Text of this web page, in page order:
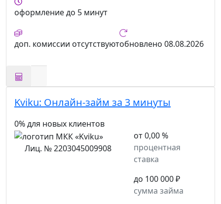
оформлениедо 5 минут
доп. комиссии отсутствуютобновлено 08.08.2026
Kviku: Онлайн-займ за 3 минуты
0% для новых клиентов
Лиц. № 2203045009908
от 0,00 %
процентная
ставка
до 100 000 ₽
сумма займа